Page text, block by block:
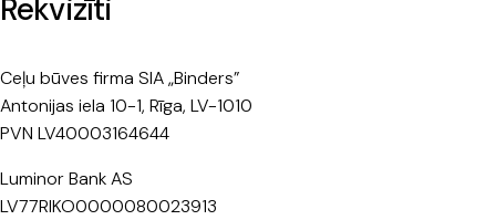
Rekvizīti
Ceļu būves firma SIA „Binders”
Antonijas iela 10-1, Rīga, LV-1010
PVN LV40003164644
Luminor Bank AS
LV77RIKO0000080023913